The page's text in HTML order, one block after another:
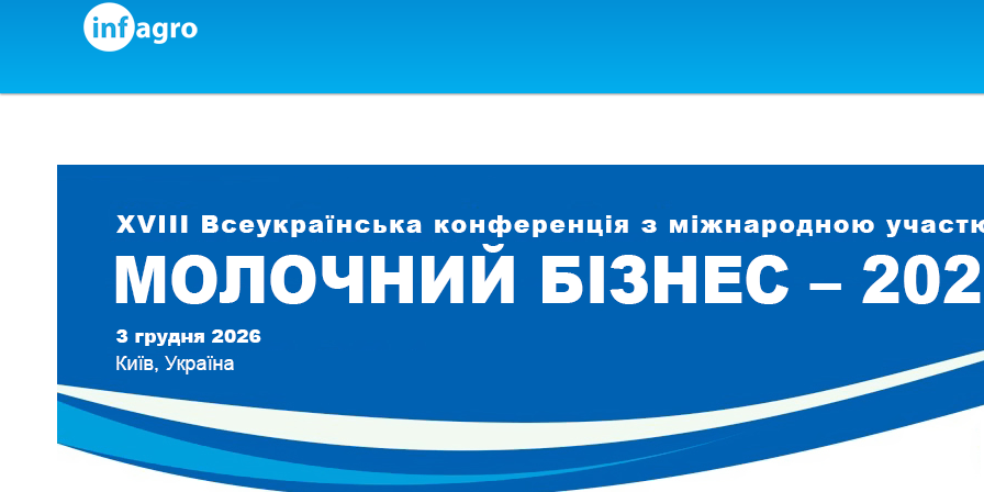
Skip to content